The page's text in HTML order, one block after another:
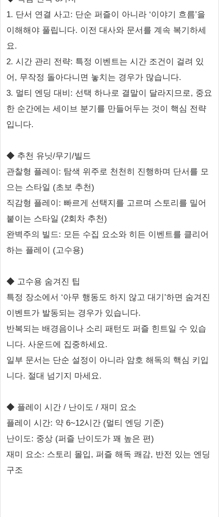
1. 단서 연결 사고: 단순 퍼즐이 아니라 ‘이야기 흐름’을
이해해야 풀립니다. 이전 대사와 문서를 계속 복기하세
요.
2. 시간 관리 전략: 특정 이벤트는 시간 조건이 걸려 있
어, 무작정 돌아다니면 놓치는 경우가 많습니다.
3. 멀티 엔딩 대비: 선택 하나로 결말이 달라지므로, 중요
한 순간에는 세이브 분기를 만들어두는 것이 핵심 전략
입니다.
◆ 추천 유닛/무기/빌드
관찰형 플레이: 탐색 위주로 천천히 진행하며 단서를 모
으는 스타일 (초보 추천)
직감형 플레이: 빠르게 선택지를 고르며 스토리를 밀어
붙이는 스타일 (2회차 추천)
완벽주의 빌드: 모든 수집 요소와 히든 이벤트를 클리어
하는 플레이 (고수용)
◆ 고수용 숨겨진 팁
특정 장소에서 ‘아무 행동도 하지 않고 대기’하면 숨겨진
이벤트가 발동되는 경우가 있습니다.
반복되는 배경음이나 소리 패턴도 퍼즐 힌트일 수 있습
니다. 사운드에 집중하세요.
일부 문서는 단순 설정이 아니라 암호 해독의 핵심 키입
니다. 절대 넘기지 마세요.
◆ 플레이 시간 / 난이도 / 재미 요소
플레이 시간: 약 6~12시간 (멀티 엔딩 기준)
난이도: 중상 (퍼즐 난이도가 꽤 높은 편)
재미 요소: 스토리 몰입, 퍼즐 해독 쾌감, 반전 있는 엔딩
구조